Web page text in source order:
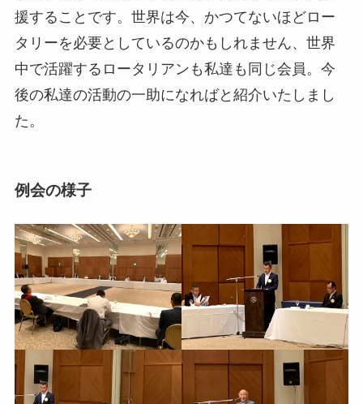
援することです。世界は今、かつてないほどロー
タリーを必要としているのかもしれません、世界
中で活躍するロータリアンも私達も同じ会員。今
後の私達の活動の一助になればと紹介いたしまし
た。
例会の様子